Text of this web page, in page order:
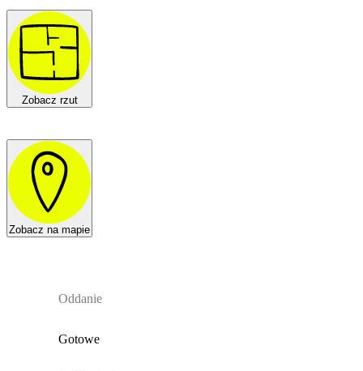
Zobacz rzut
Zobacz na mapie
Oddanie
Gotowe